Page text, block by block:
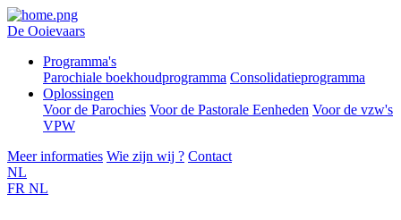
De Ooievaars
Programma's
Parochiale boekhoudprogramma Consolidatieprogramma
Oplossingen
Voor de Parochies Voor de Pastorale Eenheden Voor de vzw's
VPW
Meer informaties Wie zijn wij ? Contact
NL
FR NL